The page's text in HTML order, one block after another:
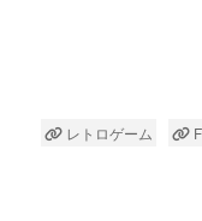
レトロゲーム